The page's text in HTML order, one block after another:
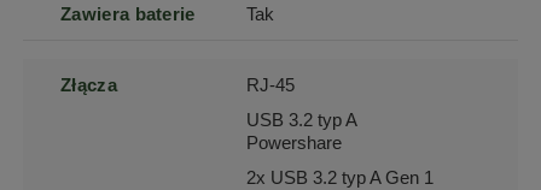
Zawiera baterie Tak
Złącza
RJ-45
USB 3.2 typ A
Powershare
2x USB 3.2 typ A Gen 1